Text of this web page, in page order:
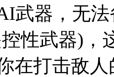
武器，无
性武器)，
在打击敌